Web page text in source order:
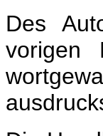
Des
vorigen